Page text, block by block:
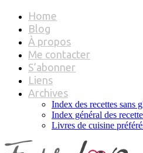
Home
Blog
À propos
Me contacter
S’abonner
Liens
Archives
Index des recettes sans
Index général des
Livres de cuisine